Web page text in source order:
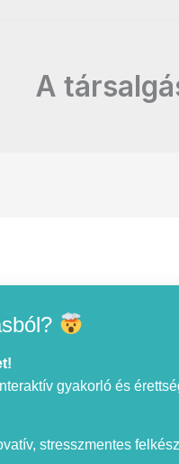
A
gyakorló és
stresszmentes